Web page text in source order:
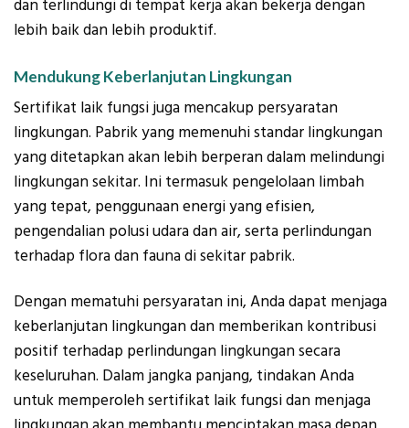
dan terlindungi di tempat kerja akan bekerja dengan
lebih baik dan lebih produktif.
Mendukung Keberlanjutan Lingkungan
Sertifikat laik fungsi juga mencakup persyaratan
lingkungan. Pabrik yang memenuhi standar lingkungan
yang ditetapkan akan lebih berperan dalam melindungi
lingkungan sekitar. Ini termasuk pengelolaan limbah
yang tepat, penggunaan energi yang efisien,
pengendalian polusi udara dan air, serta perlindungan
terhadap flora dan fauna di sekitar pabrik.
Dengan mematuhi persyaratan ini, Anda dapat menjaga
keberlanjutan lingkungan dan memberikan kontribusi
positif terhadap perlindungan lingkungan secara
keseluruhan. Dalam jangka panjang, tindakan Anda
untuk memperoleh sertifikat laik fungsi dan menjaga